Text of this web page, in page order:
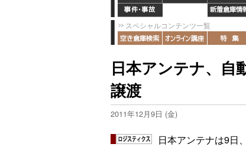
スペシャルコンテンツ一覧
日本アンテナ、自
譲渡
2011年12月9日 (金)
日本アンテナは9日